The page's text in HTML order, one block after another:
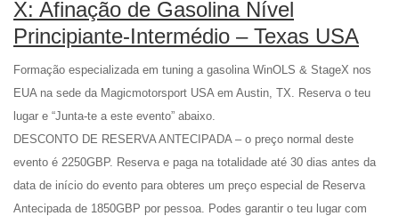
X: Afinação de Gasolina Nível
Principiante-Intermédio – Texas USA
Formação especializada em tuning a gasolina WinOLS & StageX nos
EUA na sede da Magicmotorsport USA em Austin, TX. Reserva o teu
lugar e “Junta-te a este evento” abaixo.
DESCONTO DE RESERVA ANTECIPADA – o preço normal deste
evento é 2250GBP. Reserva e paga na totalidade até 30 dias antes da
data de início do evento para obteres um preço especial de Reserva
Antecipada de 1850GBP por pessoa. Podes garantir o teu lugar com